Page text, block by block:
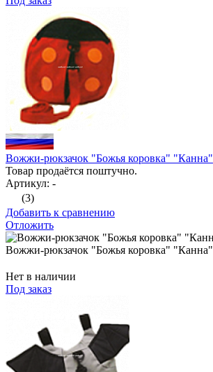
Вожжи-рюкзачок "Божья коровка" "Канна"
Товар продаётся поштучно.
Артикул: -
(3)
Добавить к сравнению
Отложить
Вожжи-рюкзачок "Божья коровка" "Канна"
Нет в наличии
Под заказ